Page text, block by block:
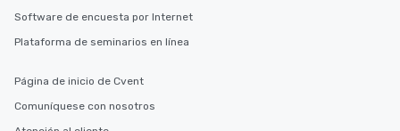
Software de encuesta por Internet
Plataforma de seminarios en línea
Página de inicio de Cvent
Comuníquese con nosotros